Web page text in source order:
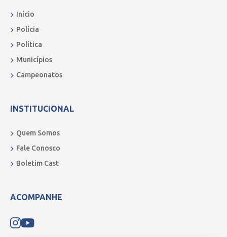
Início
Polícia
Política
Municípios
Campeonatos
INSTITUCIONAL
Quem Somos
Fale Conosco
Boletim Cast
ACOMPANHE